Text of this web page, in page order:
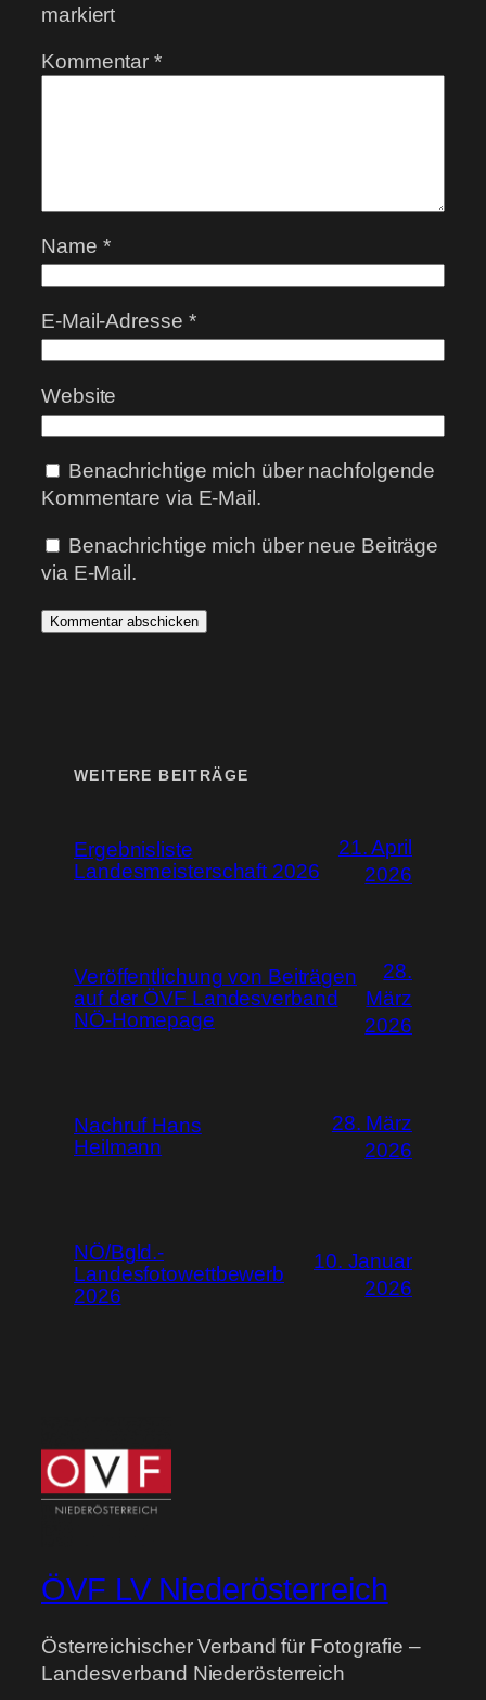
markiert
Kommentar*
Name *
E-Mail-Adresse *
Website
Benachrichtige mich über nachfolgende
Kommentare via E-Mail.
Benachrichtige mich über neue Beiträge
via E-Mail.
WEITERE BEITRÄGE
Ergebnisliste
Landesmeisterschaft 2026
21. April
2026
Veröffentlichung von Beiträgen
auf der ÖVF Landesverband
NÖ-Homepage
28.
März
2026
Nachruf Hans
Heilmann
28. März
2026
NÖ/Bgld.-
Landesfotowettbewerb
2026
10. Januar
2026
ÖVF LV Niederösterreich
Österreichischer Verband für Fotografie –
Landesverband Niederösterreich